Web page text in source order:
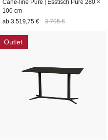
Cane-line Pure | Esstisch Pure 280 ×
100 cm
ab 3.519,75 € 3.705 €
Outlet